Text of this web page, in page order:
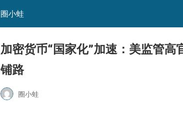
圈小蛙
加密货币“国家化”加速：美监管
铺路
圈小蛙